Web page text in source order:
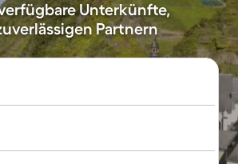
Unterkünfte,
Partnern